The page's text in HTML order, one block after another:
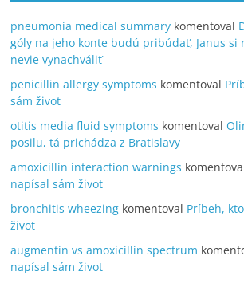
pneumonia medical summary komentoval
góly na jeho konte budú pribúdať, Janus si
nevie vynachváliť
penicillin allergy symptoms komentoval
sám život
otitis media fluid symptoms komentoval
posilu, tá prichádza z Bratislavy
amoxicillin interaction warnings
napísal sám život
bronchitis wheezing komentoval Príbeh,
život
augmentin vs amoxicillin spectrum
napísal sám život